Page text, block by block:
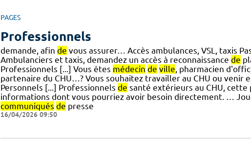
PAGES
Professionnels
demande, afin de vous assurer… Accès ambulances, VSL, taxis
Ambulanciers et taxis, demandez un accès à reconnaissance de
Professionnels [...] Vous êtes médecin de ville, pharmacien
partenaire du CHU…? Vous souhaitez travailler au CHU ou venir
Personnels [...] Professionnels de santé extérieurs au CHU, cette
informations dont vous pourriez avoir besoin directement. …
communiqués de presse
16/04/2026 09:50